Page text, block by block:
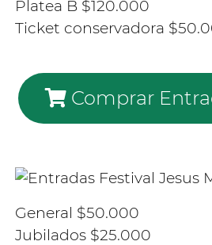
Platea B $120.000
Ticket conservadora
Comprar
General $50.000
Jubilados $25.000